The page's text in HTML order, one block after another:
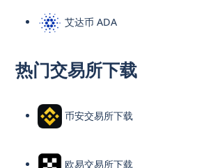
艾达币 ADA
热门交易所下载
币安交易所下载
欧易交易所下载